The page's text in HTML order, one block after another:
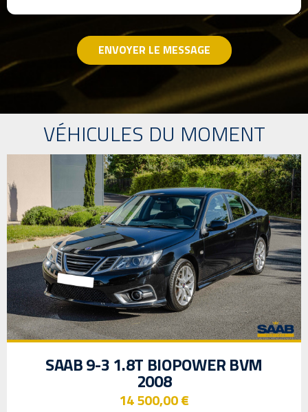
ENVOYER LE MESSAGE
VÉHICULES DU MOMENT
SAAB 9-3 1.8T BIOPOWER BVM
2008
14 500,00 €